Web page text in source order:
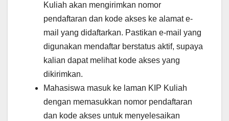
Kuliah akan mengirimkan nomor
pendaftaran dan kode akses ke alamat e-
mail yang didaftarkan. Pastikan e-mail yang
digunakan mendaftar berstatus aktif, supaya
kalian dapat melihat kode akses yang
dikirimkan.
Mahasiswa masuk ke laman KIP Kuliah
dengan memasukkan nomor pendaftaran
dan kode akses untuk menyelesaikan